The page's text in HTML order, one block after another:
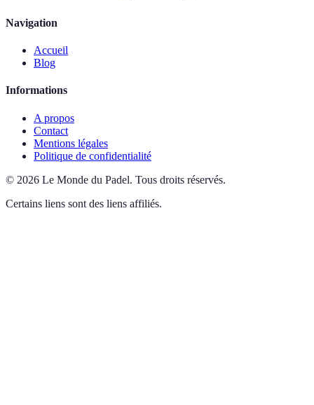
Navigation
Accueil
Blog
Informations
A propos
Contact
Mentions légales
Politique de confidentialité
© 2026 Le Monde du Padel. Tous droits réservés.
Certains liens sont des liens affiliés.